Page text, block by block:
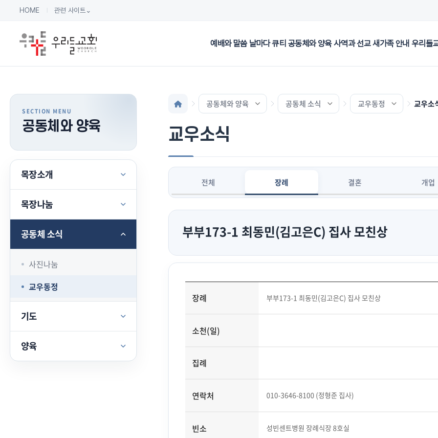
HOME 관련 사이트 ⌄
예배와 말씀 날마다 큐티 공동체와 양육 사역과 선교 새가족 안내 우리들
공동체와 양육
목장소개
목장나눔
공동체 소식
사진나눔
교우동정
기도
양육
공동체와 양육 공동체 소식 교우동정 교우소
교우소식
전체 장례 결혼 개업
부부173-1 최동민(김고은C) 집사 모친상
장례 부부173-1 최동민(김고은C) 집사 모친상
소천(일)
집례
연락처 010-3646-8100 (정형준 집사)
빈소 성빈센트병원 장례식장 8호실